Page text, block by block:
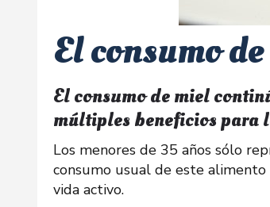
El consumo
El consumo de miel
múltiples beneficios para
Los menores de 35 años sólo
consumo usual de este
vida activo.